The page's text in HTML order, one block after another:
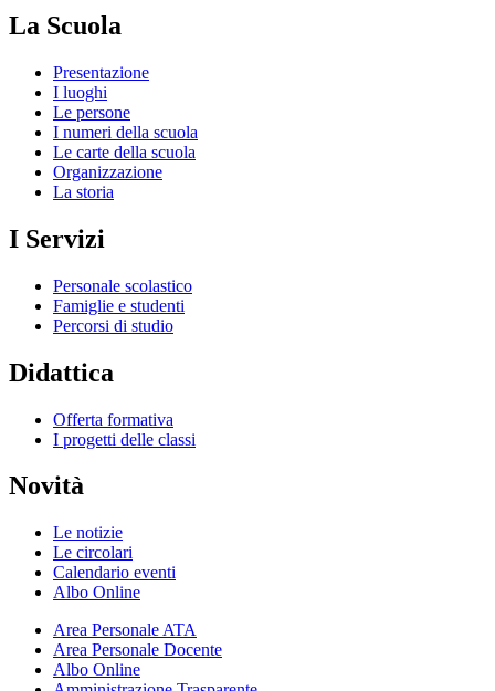
La Scuola
Presentazione
I luoghi
Le persone
I numeri della scuola
Le carte della scuola
Organizzazione
La storia
I Servizi
Personale scolastico
Famiglie e studenti
Percorsi di studio
Didattica
Offerta formativa
I progetti delle classi
Novità
Le notizie
Le circolari
Calendario eventi
Albo Online
Area Personale ATA
Area Personale Docente
Albo Online